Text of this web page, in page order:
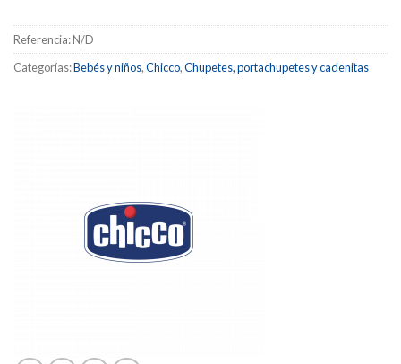
Referencia:N/D
Categorías:Bebés y niños,Chicco,Chupetes, portachupetes y cadenitas